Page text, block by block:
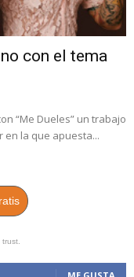
con el tema
“Me Dueles” un trabajo
en la que apuesta...
trust.